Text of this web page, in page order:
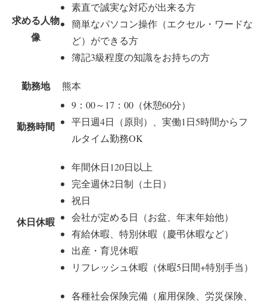
求める人物
像
素直で誠実な対応が出来る方
簡単なパソコン操作（エクセル・ワードな
ど）ができる方
簿記3級程度の知識をお持ちの方
勤務地 熊本
勤務時間
9：00～17：00（休憩60分）
平日週4日（原則）、実働1日5時間からフ
ルタイム勤務OK
休日休暇
年間休日120日以上
完全週休2日制（土日）
祝日
会社が定める日（お盆、年末年始他）
有給休暇、特別休暇（慶弔休暇など）
出産・育児休暇
リフレッシュ休暇（休暇5日間+特別手当）
各種社会保険完備（雇用保険、労災保険、